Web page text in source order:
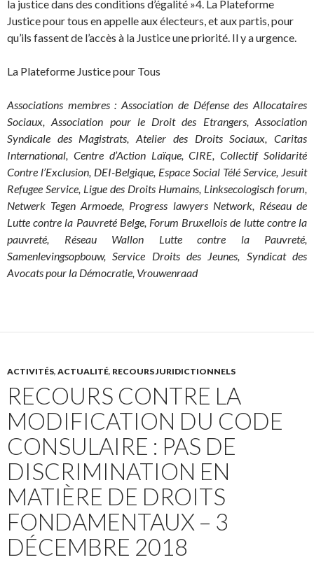
la justice dans des conditions d’égalité »4. La Plateforme
Justice pour tous en appelle aux électeurs, et aux partis, pour
qu’ils fassent de l’accès à la Justice une priorité. Il y a urgence.
La Plateforme Justice pour Tous
Associations membres : Association de Défense des Allocataires
Sociaux, Association pour le Droit des Etrangers, Association
Syndicale des Magistrats, Atelier des Droits Sociaux, Caritas
International, Centre d’Action Laïque, CIRE, Collectif Solidarité
Contre l’Exclusion, DEI-Belgique, Espace Social Télé Service, Jesuit
Refugee Service, Ligue des Droits Humains, Linksecologisch forum,
Netwerk Tegen Armoede, Progress lawyers Network, Réseau de
Lutte contre la Pauvreté Belge, Forum Bruxellois de lutte contre la
pauvreté, Réseau Wallon Lutte contre la Pauvreté,
Samenlevingsopbouw, Service Droits des Jeunes, Syndicat des
Avocats pour la Démocratie, Vrouwenraad
ACTIVITÉS, ACTUALITÉ, RECOURS JURIDICTIONNELS
RECOURS CONTRE LA
MODIFICATION DU CODE
CONSULAIRE : PAS DE
DISCRIMINATION EN
MATIÈRE DE DROITS
FONDAMENTAUX – 3
DÉCEMBRE 2018